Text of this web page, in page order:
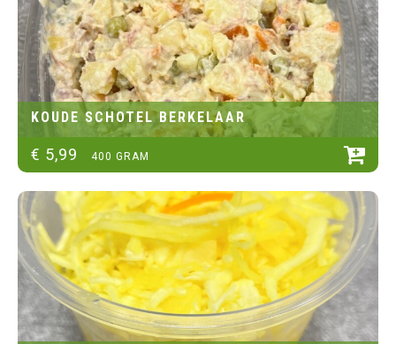
KOUDE SCHOTEL BERKELAAR
€ 5,99 400 GRAM